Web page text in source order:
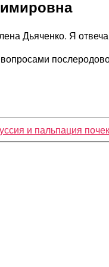
Дьяченко. Я
и пальпация почек